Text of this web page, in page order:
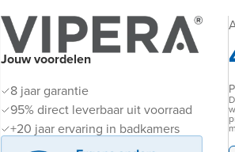
Jouw voordelen
8 jaar garantie
95% direct leverbaar uit voorraad
+20 jaar ervaring in badkamers